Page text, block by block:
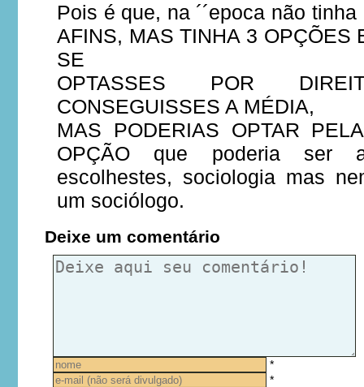
Pois é que, na ´´epoca não
AFINS, MAS TINHA 3 OPÇÕES
SE
OPTASSES POR
CONSEGUISSES A MÉDIA,
MAS PODERIAS OPTAR
OPÇÃO que poderia ser
escolhestes, sociologia mas
um sociólogo.
Deixe um comentário
*
*